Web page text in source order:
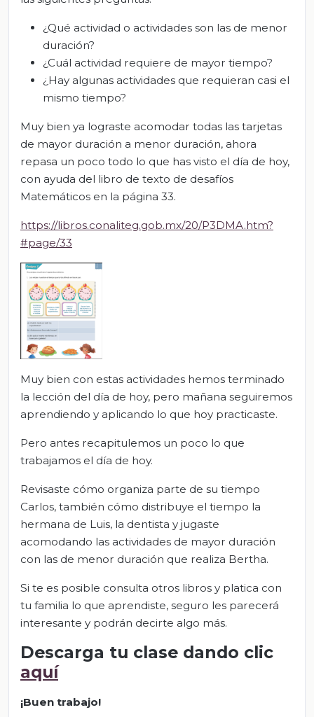
¿Qué actividad o actividades son las de menor
duración?
¿Cuál actividad requiere de mayor tiempo?
¿Hay algunas actividades que requieran casi el
mismo tiempo?
Muy bien ya lograste acomodar todas las tarjetas
de mayor duración a menor duración, ahora
repasa un poco todo lo que has visto el día de hoy,
con ayuda del libro de texto de desafíos
Matemáticos en la página 33.
https://libros.conaliteg.gob.mx/20/P3DMA.htm?
#page/33
Muy bien con estas actividades hemos terminado
la lección del día de hoy, pero mañana seguiremos
aprendiendo y aplicando lo que hoy practicaste.
Pero antes recapitulemos un poco lo que
trabajamos el día de hoy.
Revisaste cómo organiza parte de su tiempo
Carlos, también cómo distribuye el tiempo la
hermana de Luis, la dentista y jugaste
acomodando las actividades de mayor duración
con las de menor duración que realiza Bertha.
Si te es posible consulta otros libros y platica con
tu familia lo que aprendiste, seguro les parecerá
interesante y podrán decirte algo más.
Descarga tu clase dando clic
aquí
¡Buen trabajo!